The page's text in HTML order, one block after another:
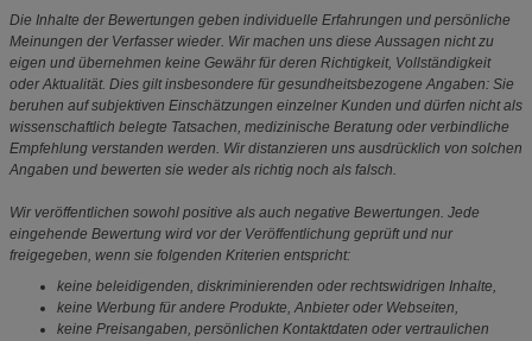
Die Inhalte der Bewertungen geben individuelle Erfahrungen und persönliche
Meinungen der Verfasser wieder. Wir machen uns diese Aussagen nicht zu
eigen und übernehmen keine Gewähr für deren Richtigkeit, Vollständigkeit
oder Aktualität. Dies gilt insbesondere für gesundheitsbezogene Angaben: Sie
beruhen auf subjektiven Einschätzungen einzelner Kunden und dürfen nicht als
wissenschaftlich belegte Tatsachen, medizinische Beratung oder verbindliche
Empfehlung verstanden werden. Wir distanzieren uns ausdrücklich von solchen
Angaben und bewerten sie weder als richtig noch als falsch.
Wir veröffentlichen sowohl positive als auch negative Bewertungen. Jede
eingehende Bewertung wird vor der Veröffentlichung geprüft und nur
freigegeben, wenn sie folgenden Kriterien entspricht:
keine beleidigenden, diskriminierenden oder rechtswidrigen Inhalte,
keine Werbung für andere Produkte, Anbieter oder Webseiten,
keine Preisangaben, persönlichen Kontaktdaten oder vertraulichen